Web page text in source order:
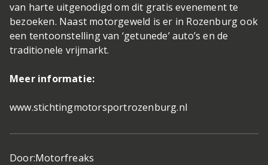
van harte uitgenodigd om dit gratis evenement te
bezoeken. Naast motorgeweld is er in Rozenburg ook
een tentoonstelling van ‘getunede’ auto’s en de
traditionele vrijmarkt.
Meer informatie:
www.stichtingmotorsportrozenburg.nl
Door:Motorfreaks